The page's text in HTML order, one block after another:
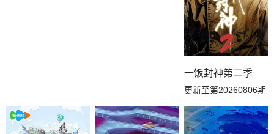
一饭封神第二季
更新至第20260806期